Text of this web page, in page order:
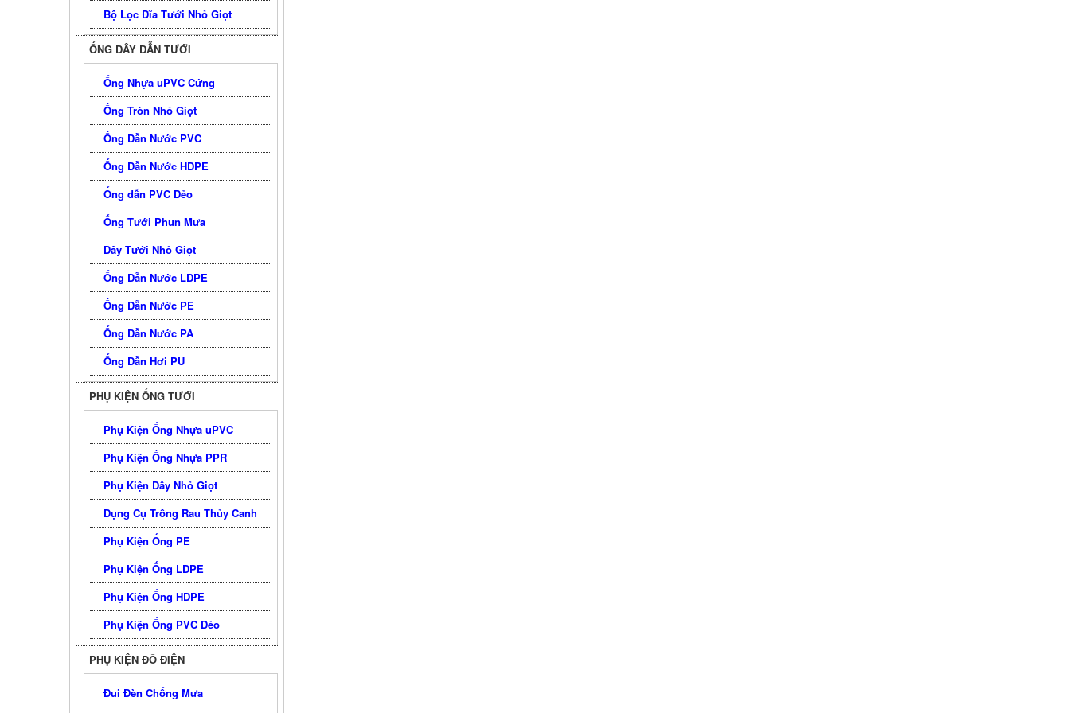
Bộ Lọc Đĩa Tưới Nhỏ Giọt
ỐNG DÂY DẪN TƯỚI
Ống Nhựa uPVC Cứng
Ống Tròn Nhỏ Giọt
Ống Dẫn Nước PVC
Ống Dẫn Nước HDPE
Ống dẫn PVC Dẻo
Ống Tưới Phun Mưa
Dây Tưới Nhỏ Giọt
Ống Dẫn Nước LDPE
Ống Dẫn Nước PE
Ống Dẫn Nước PA
Ống Dẫn Hơi PU
PHỤ KIỆN ỐNG TƯỚI
Phụ Kiện Ống Nhựa uPVC
Phụ Kiện Ống Nhựa PPR
Phụ Kiện Dây Nhỏ Giọt
Dụng Cụ Trồng Rau Thủy Canh
Phụ Kiện Ống PE
Phụ Kiện Ống LDPE
Phụ Kiện Ống HDPE
Phụ Kiện Ống PVC Dẻo
PHỤ KIỆN ĐỒ ĐIỆN
Đui Đèn Chống Mưa